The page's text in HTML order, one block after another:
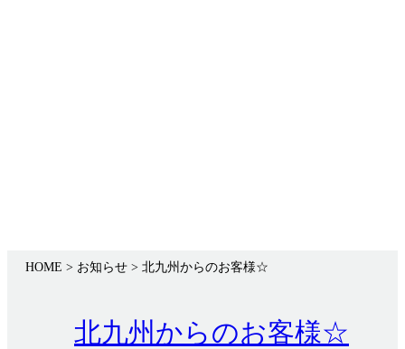
HOME > お知らせ > 北九州からのお客様☆
北九州からのお客様☆